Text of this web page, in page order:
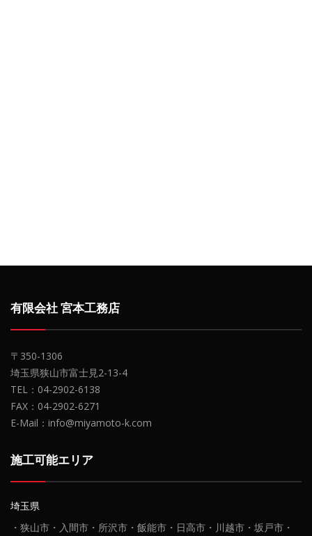
有限会社 宮本工務店
〒350-1306
埼玉県狭山市富士見2-13-4
TEL：04-2902-6138
FAX：04-2902-6271
E-Mail：info@miyamoto-k.com
施工可能エリア
埼玉県
・狭山市・入間市・所沢市・飯能市・日高市・川越市・坂戸市・